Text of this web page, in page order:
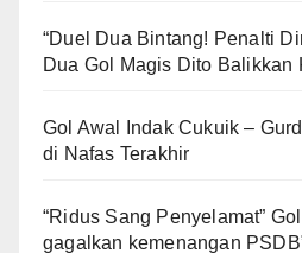
“Duel Dua Bintang! Penalti
Dua Gol Magis Dito Balikkan
Gol Awal Indak Cukuik –
di Nafas Terakhir
“Ridus Sang Penyelamat”
gagalkan kemenangan